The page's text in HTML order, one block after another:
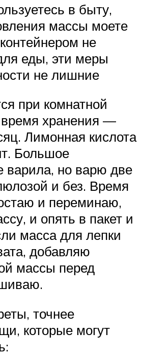
в быту,
массы моете
не
еды, эти меры
не лишние
при комнатной
время хранения —
Лимонная кислота
Большое
варила, но варю две
и без. Время
и переминаю,
и опять в пакет и
масса для лепки
добавляю
массы перед
точнее
которые могут